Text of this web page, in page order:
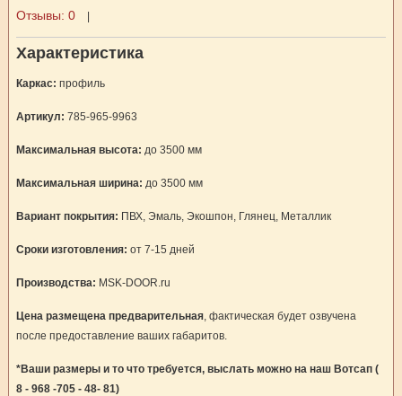
Отзывы: 0
Характеристика
Каркас: профиль
Артикул: 785-965-9963
Максимальная высота: до 3500 мм
Максимальная ширина: до 3500 мм
Вариант покрытия: ПВХ, Эмаль, Экошпон, Глянец, Металлик
Сроки изготовления: от 7-15 дней
Производства: MSK-DOOR.ru
Цена размещена предварительная, фактическая будет озвучена
после предоставление ваших габаритов.
*Ваши размеры и то что требуется, выслать можно на наш Вотсап (
8 - 968 -705 - 48- 81)